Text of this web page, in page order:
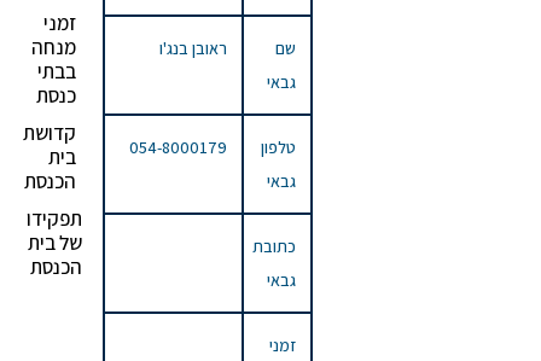
זמני
מנחה
בבתי
כנסת
קדושת
בית
הכנסת
תפקידו
של בית
הכנסת
שם
גבאי
ראובן בנג'ו
טלפון
גבאי
054-8000179
כתובת
גבאי
זמני